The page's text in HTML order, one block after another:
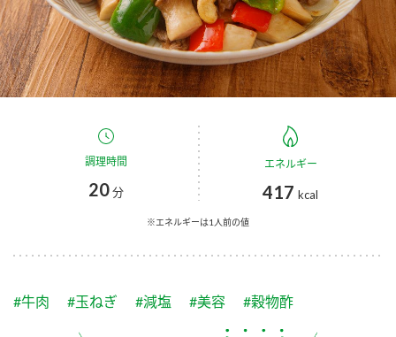
みりん風・料理酒 鍋用調味料
つゆ たれ
スープ 中華
ふりかけ おすしの素
商品ブランドサイト
Fibee（ファイビー）
くらしプラ酢
お酢ドリンク
つゆ
企業情報
国内事業概要
企業理念
ミツカンの歴史
ミツカンを知る
環境への取り組み
調理時間
20分
エネルギー
417 kcal
※エネルギーは1人前の値
#牛肉 #玉ねぎ #減塩 #美容 #穀物酢